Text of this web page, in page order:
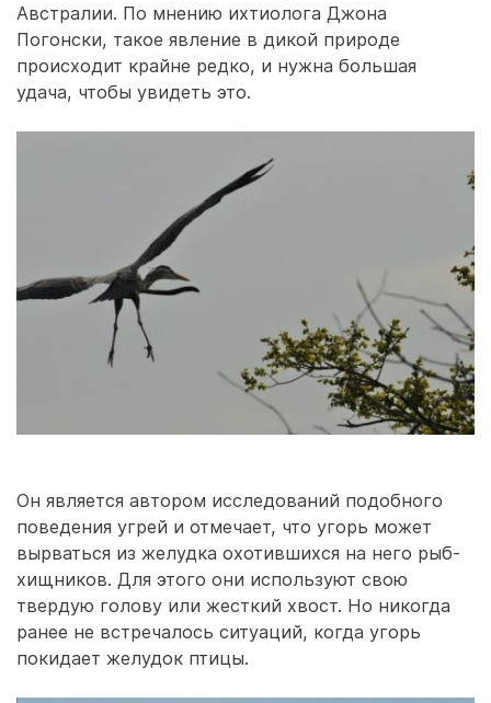
Австралии. По мнению ихтиолога Джона
Погонски, такое явление в дикой природе
происходит крайне редко, и нужна большая
удача, чтобы увидеть это.
Он является автором исследований подобного
поведения угрей и отмечает, что угорь может
вырваться из желудка охотившихся на него рыб-
хищников. Для этого они используют свою
твердую голову или жесткий хвост. Но никогда
ранее не встречалось ситуаций, когда угорь
покидает желудок птицы.